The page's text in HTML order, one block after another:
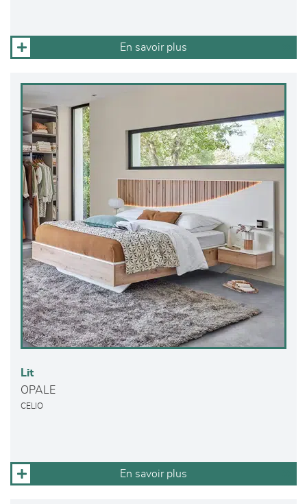
En savoir plus
Lit
OPALE
CELIO
En savoir plus